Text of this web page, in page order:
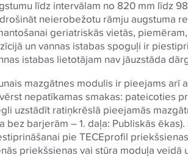
līdz intervālam no 820 mm līdz
neierobežotu rāmju augstuma
geriatriskās vietās,
un vannas istabas spoguļi ir
istabas lietotājam nav jāuzstāda
mazgātnes modulis ir pieejams arī
nepatīkamas smakas: pateicoties
uzstādīt ratiņkrēslā pieejamās
bez barjerām – 1. daļa: Publiskās
pie TECEprofil
priekšsienas vai stūra moduļa veidā